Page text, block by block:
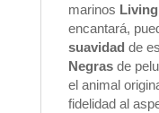
marinos
encantará,
suavidad de
Negrasde
el animal
fidelidad al